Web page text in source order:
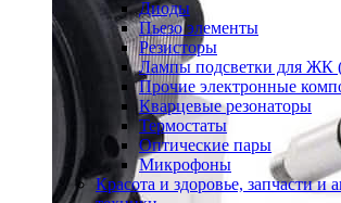
Диоды
Пьезо элементы
Резисторы
Лампы подсветки для ЖК
Прочие электронные
Кварцевые резонаторы
Термостаты
Оптические пары
Микрофоны
Красота и здоровье, запчасти и